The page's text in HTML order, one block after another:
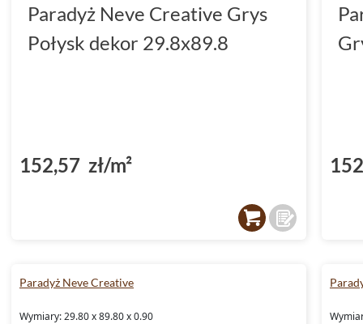
Paradyż Neve Creative Grys
Połysk dekor 29.8x89.8
152,57 zł/m²
Paradyż Neve Creative
Wymiary: 29.80 x 89.80 x 0.90